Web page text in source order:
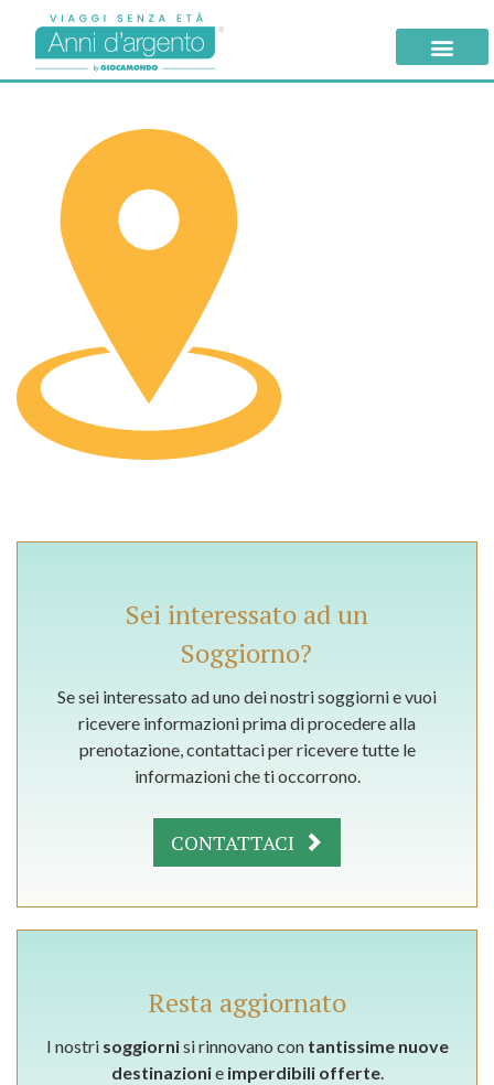
Sei interessato ad un
Soggiorno?
Se sei interessato ad uno dei nostri soggiorni e vuoi
ricevere informazioni prima di procedere alla
prenotazione, contattaci per ricevere tutte le
informazioni che ti occorrono.
CONTATTACI
Resta aggiornato
I nostri soggiornisi rinnovano con tantissime nuove
destinazionie imperdibili offerte.